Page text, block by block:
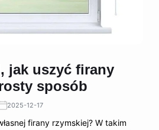
jak uszyć firany
sposób
2025-12-17
firany rzymskiej? W takim